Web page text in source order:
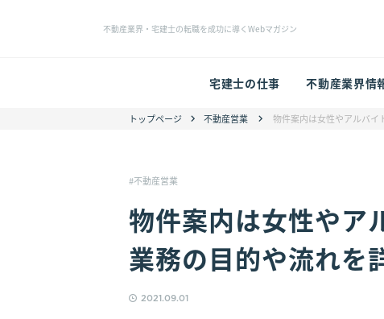
不動産業界・宅建士の転職を成功に導くWebマガジン
宅建士の仕事 不動産業界情
トップページ 不動産営業 物件案内は女性やアルバイ
不動産営業
物件案内は女性やア
業務の目的や流れを
2021.09.01